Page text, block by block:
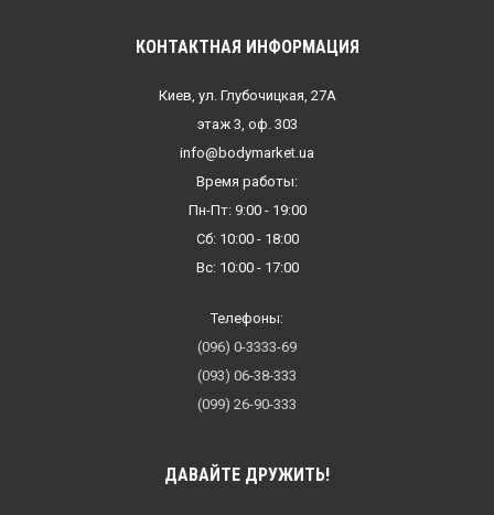
КОНТАКТНАЯ ИНФОРМАЦИЯ
Киев, ул. Глубочицкая, 27А
этаж 3, оф. 303
info@bodymarket.ua
Время работы:
Пн-Пт: 9:00 - 19:00
Сб: 10:00 - 18:00
Вс: 10:00 - 17:00
Телефоны:
(096) 0-3333-69
(093) 06-38-333
(099) 26-90-333
ДАВАЙТЕ ДРУЖИТЬ!